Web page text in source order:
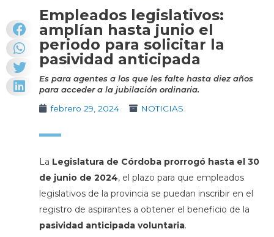
Empleados legislativos:
amplían hasta junio el
periodo para solicitar la
pasividad anticipada
Es para agentes a los que les falte hasta diez años
para acceder a la jubilación ordinaria.
febrero 29, 2024
NOTICIAS
La Legislatura de Córdoba prorrogó hasta el 30
de junio de 2024, el plazo para que empleados
legislativos de la provincia se puedan inscribir en el
registro de aspirantes a obtener el beneficio de la
pasividad anticipada voluntaria.